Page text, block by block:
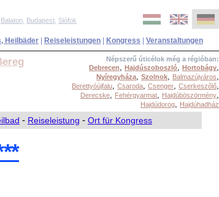
Balaton Budapest Siófok
Heilbäder Reiseleistungen Kongress Veranstaltungen
Népszerű úticélok még a régióban:
Debrecen, Hajdúszoboszló, Hortobágy,
Nyíregyháza, Szolnok, Balmazújváros,
Berettyóújfalu, Csaroda, Csenger, Cserkeszőlő,
Derecske, Fehérgyarmat, Hajdúböszörmény,
Hajdúdorog, Hajdúhadház
- Reiseleistung - Ort für Kongress